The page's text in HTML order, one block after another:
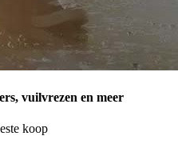
vuilvrezen en meer
koop